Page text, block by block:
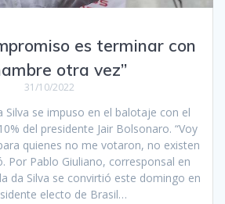
es terminar con
otra vez”
31/10/2022
Silva se impuso en el balotaje con el
del presidente Jair Bolsonaro. “Voy
quienes no me votaron, no existen
Por Pablo Giuliano, corresponsal en
da Silva se convirtió este domingo en
electo de Brasil…